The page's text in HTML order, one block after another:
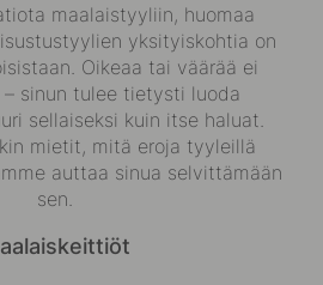
maalaistyyliin, huomaa
yksityiskohtia on
Oikeaa tai väärää ei
– sinun tulee tietysti luoda
sellaiseksi kuin itse haluat.
mietit, mitä eroja tyyleillä
auttaa sinua selvittämään
sen.